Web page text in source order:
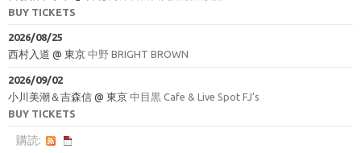
BUY TICKETS
2026/08/25
西村入道 @ 東京 中野 BRIGHT BROWN
2026/09/02
小川美潮＆吉森信 @ 東京 中目黒 Cafe & Live Spot FJ’s
BUY TICKETS
購読: